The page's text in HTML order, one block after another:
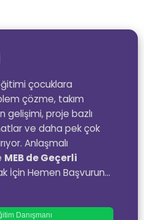
çocuklara
çözme, takım
gelişimi, proje bazlı
ve daha pek çok
Anlaşmalı
MEB de Geçerli
İçin Hemen Başvurun…
Danışmanı